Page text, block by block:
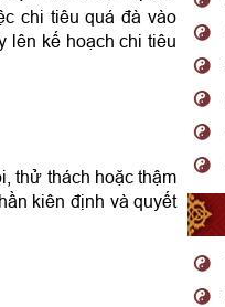
chi tiêu quá đà vào
lên kế hoạch chi tiêu
thử thách hoặc thậm
kiên định và quyết